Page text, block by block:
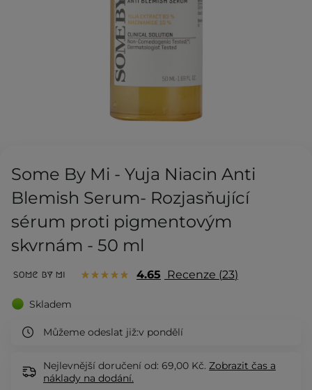
Some By Mi - Yuja Niacin Anti
Blemish Serum- Rozjasňující
sérum proti pigmentovým
skvrnám - 50 ml
4.65 Recenze 23
Skladem
Můžeme odeslat již:v pondělí
Nejlevnější doručení od: 69,00 Kč. Zobrazit čas a
náklady na dodání.